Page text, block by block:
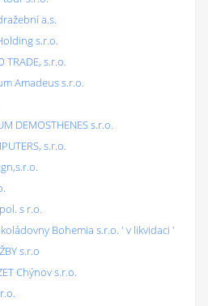
a.s.
s.r.o.
TRADE, s.r.o.
Amadeus s.r.o.
DEMOSTHENES s.r.o.
s.r.o.
s r.o.
Bohemia s.r.o. ' v likvidaci '
s.r.o
Chýnov s.r.o.